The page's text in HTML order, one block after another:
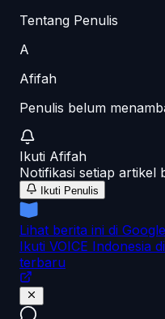
Tentang Penulis
A
Afifah
Penulis belum
Ikuti Afifah
Notifikasi setiap artikel
Ikuti Penulis
Lihat berita ini di
Ikuti VOICE Indonesia
terbaru